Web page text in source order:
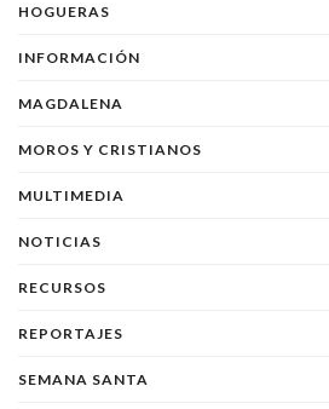
HOGUERAS
INFORMACIÓN
MAGDALENA
MOROS Y CRISTIANOS
MULTIMEDIA
NOTICIAS
RECURSOS
REPORTAJES
SEMANA SANTA